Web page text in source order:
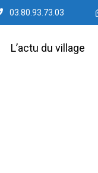
03.80.93.73.03
L’actu du village